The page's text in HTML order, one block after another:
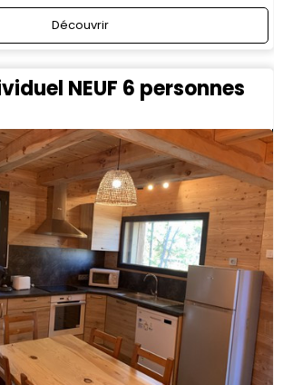
Découvrir
NEUF 6 personnes